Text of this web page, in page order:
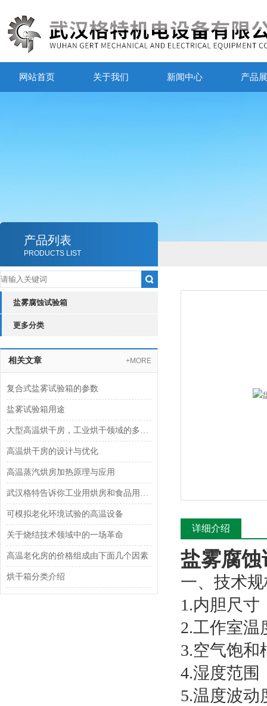
网站首页 关于我们 新闻中心 产品
产品列表
PRODUCTS LIST
盐雾腐蚀试验箱
更多分类
相关文章 +MORE
复合式盐雾试验箱的参数
盐雾试验箱用途
大型高温烘干房，工业烘干领域的多面手
高温烘干房的设计与优化
高温蒸汽烘房加热原理与应用
武汉格特告诉你工业用烘房和食品用烘房的区别
可模拟老化环境试验的高温设备
关于烧结技术领域中的一场革命
高温老化房的价格组成由下面几个因素
烘干箱分类介绍
详细介绍
盐雾腐
一、技术
1.内胆尺寸
2.工作室
3.空气饱
4.湿度范围
5.温度波